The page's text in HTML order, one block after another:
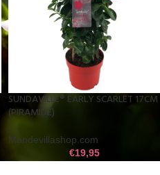
SUNDAVILLE® EARLY SCARLET 17CM
(PIRAMIDE)
Mandevillashop.com
€19,95